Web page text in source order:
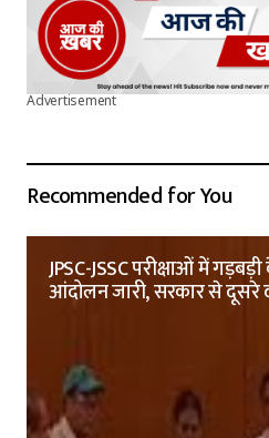
Advertisement
Recommended for You
JPSC-JSSC परीक्षाओं में
आंदोलन जारी, सरकार से दूसरे